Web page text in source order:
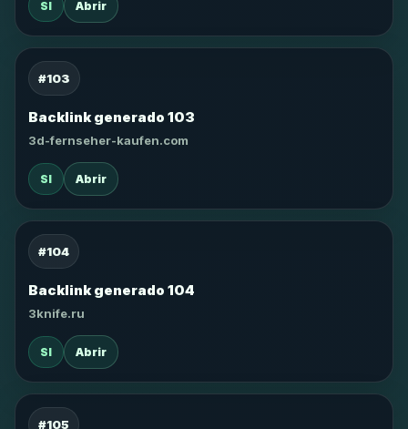
SI Abrir
#103
Backlink generado 103
3d-fernseher-kaufen.com
SI Abrir
#104
Backlink generado 104
3knife.ru
SI Abrir
#105